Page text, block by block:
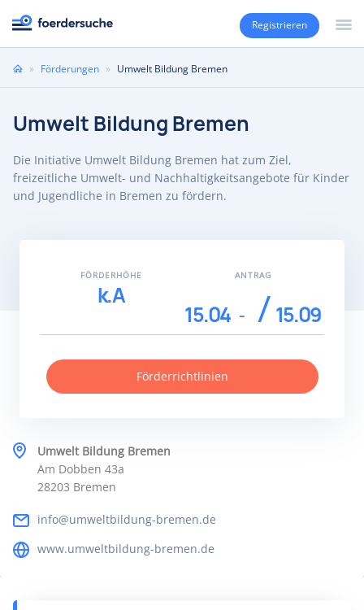
Registrieren
Sie» Förderungen » Umwelt Bildung Bremen
Umwelt Bildung Bremen
Die Initiative Umwelt Bildung Bremen hat zum Ziel,
freizeitliche Umwelt- und Nachhaltigkeitsangebote für Kinder
und Jugendliche in Bremen zu fördern.
Umwelt Bildung Bremen
Am Dobben 43a
28203 Bremen
info@umweltbildung-bremen.de
www.umweltbildung-bremen.de
FÖRDERHÖHE
k.A
ANTRAG
15.04 15.09
Förderrichtlinien